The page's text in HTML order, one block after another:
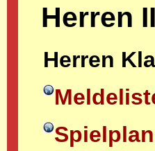
Herren
Herren